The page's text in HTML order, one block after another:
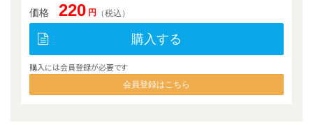
価格 220 円 （税込）
購入する
購入には会員登録が必要です
会員登録はこちら